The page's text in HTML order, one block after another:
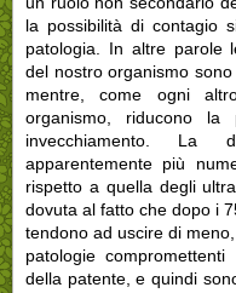
la possibilità di contagio
patologia. In altre parole
del nostro organismo
mentre, come ogni
organismo, riducono la
invecchiamento. La
apparentemente più
rispetto a quella degli
dovuta al fatto che dopo i
tendono ad uscire di
patologie
della patente, e quindi